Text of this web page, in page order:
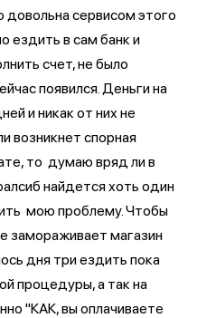
довольна сервисом этого
ездить в сам банк и
счет, не было
появился. Деньги на
и никак от них не
возникнет спорная
то думаю вряд ли в
найдется хоть один
мою проблему. Чтобы
замораживает магазин
дня три ездить пока
процедуры, а так на
"КАК, вы оплачиваете